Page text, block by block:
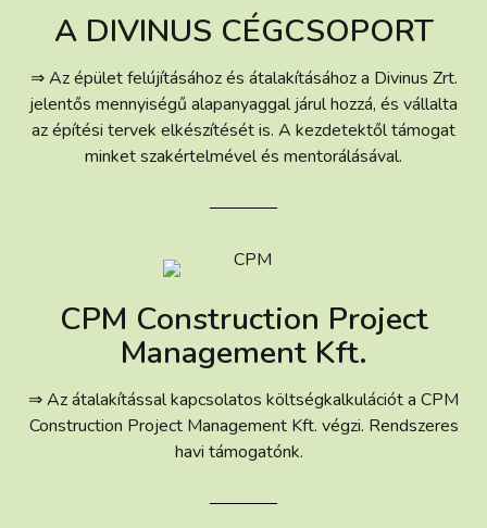
A DIVINUS CÉGCSOPORT
⇒ Az épület felújításához és átalakításához a Divinus Zrt.
jelentős mennyiségű alapanyaggal járul hozzá, és vállalta
az építési tervek elkészítését is. A kezdetektől támogat
minket szakértelmével és mentorálásával.
CPM Construction Project
Management Kft.
⇒ Az átalakítással kapcsolatos költségkalkulációt a CPM
Construction Project Management Kft. végzi. Rendszeres
havi támogatónk.